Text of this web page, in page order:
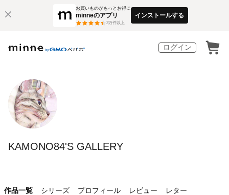
お買いものがもっとお得に
minneのアプリ
3万件以上
インストールする
ログイン
KAMONO84'S GALLERY
作品一覧 シリーズ プロフィール レビュー レター